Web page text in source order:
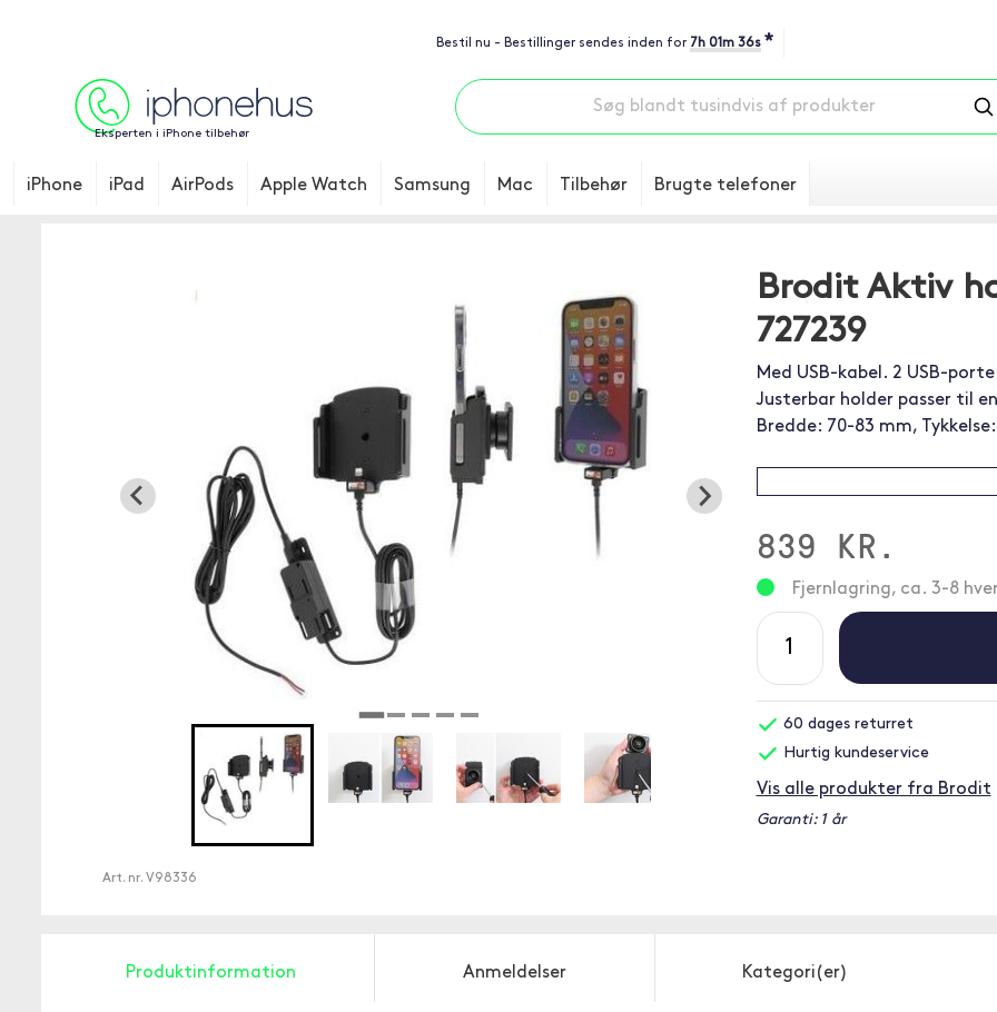
Bestil nu - Bestillinger sendes inden for 7h 01m 35s *
Eksperten i iPhone tilbehør
iPhone iPad AirPods Apple Watch Samsung Mac Tilbehør Brugte telefoner
Art. nr. V98336
Brodit Aktiv
727239
Med USB-kabel. 2 USB-
Justerbar holder passer til
Bredde: 70-83 mm,
839 KR.
Fjernlagring, ca. 3-8
60 dages returret
Hurtig kundeservice
Vis alle produkter fra Brodit
Garanti: 1 år
Produktinformation Anmeldelser Kategori(er)